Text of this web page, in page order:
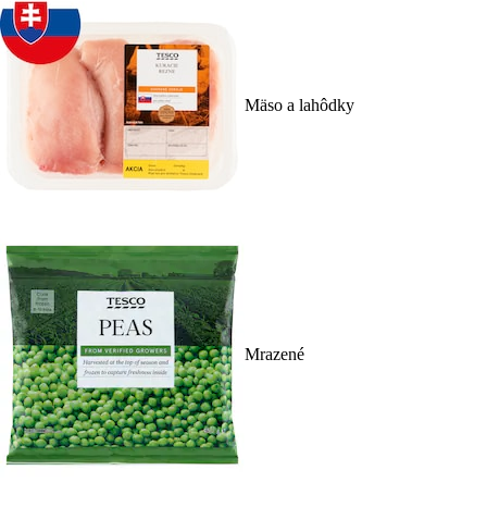
Mäso a lahôdky
Mrazené